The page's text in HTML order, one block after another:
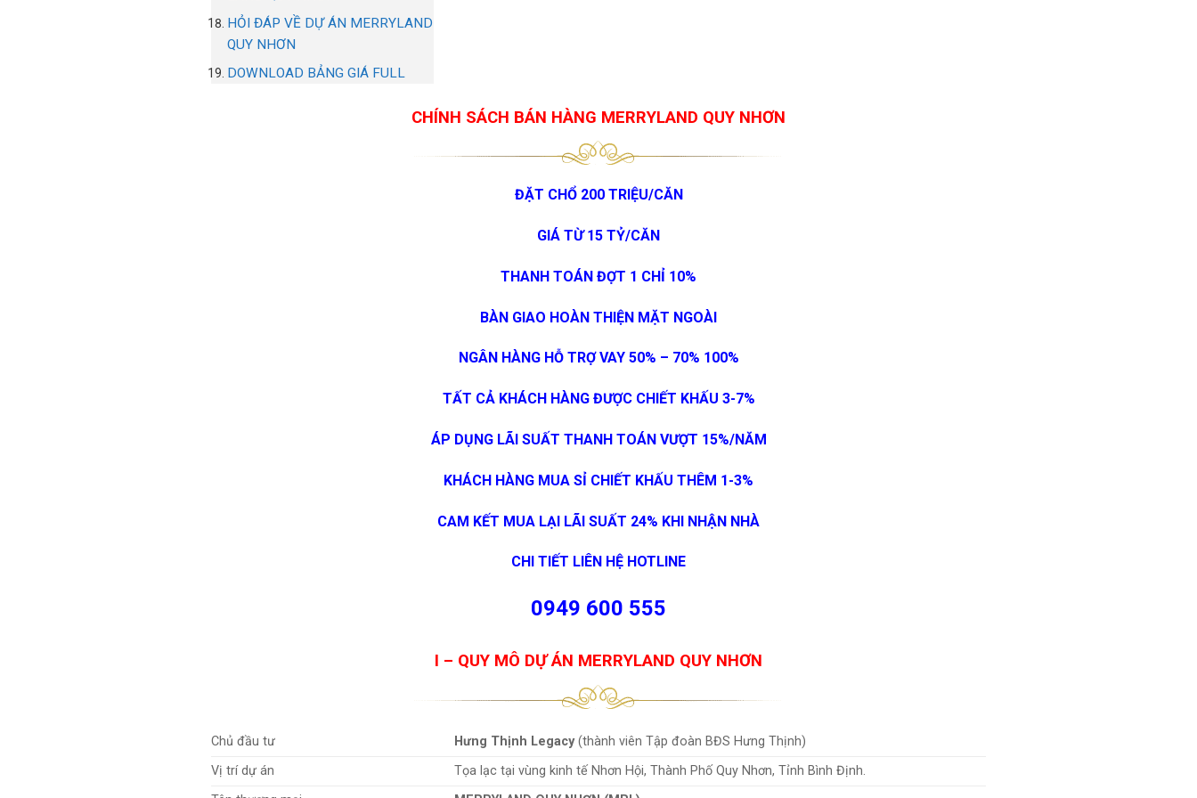
HỎI ĐÁP VỀ DỰ ÁN MERRYLAND
QUY NHƠN
DOWNLOAD BẢNG GIÁ FULL
CHÍNH SÁCH BÁN HÀNG MERRYLAND QUY NHƠN
ĐẶT CHỔ 200 TRIỆU/CĂN
GIÁ TỪ 15 TỶ/CĂN
THANH TOÁN ĐỢT 1 CHỈ 10%
BÀN GIAO HOÀN THIỆN MẶT NGOÀI
NGÂN HÀNG HỖ TRỢ VAY 50% – 70% 100%
TẤT CẢ KHÁCH HÀNG ĐƯỢC CHIẾT KHẤU 3-7%
ÁP DỤNG LÃI SUẤT THANH TOÁN VƯỢT 15%/NĂM
KHÁCH HÀNG MUA SỈ CHIẾT KHẤU THÊM 1-3%
CAM KẾT MUA LẠI LÃI SUẤT 24% KHI NHẬN NHÀ
CHI TIẾT LIÊN HỆ HOTLINE
0949 600 555
I – QUY MÔ DỰ ÁN MERRYLAND QUY NHƠN
Chủ đầu tư Hưng Thịnh Legacy(thành viên Tập đoàn BĐS Hưng Thịnh)
Vị trí dự án
Tọa lạc tại vùng kinh tế Nhơn Hội, Thành Phố Quy Nhơn, Tỉnh Bình Định.